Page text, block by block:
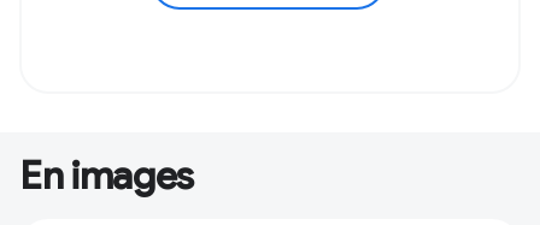
En images